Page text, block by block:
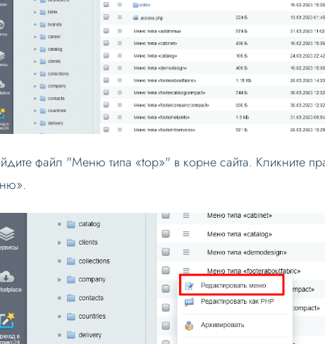
файл "Меню типа «top»" в корне сайта. Кликните